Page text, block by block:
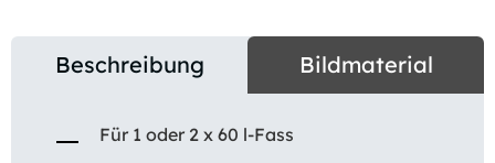
Beschreibung Bildmaterial
Für 1 oder 2 x 60 l-Fass